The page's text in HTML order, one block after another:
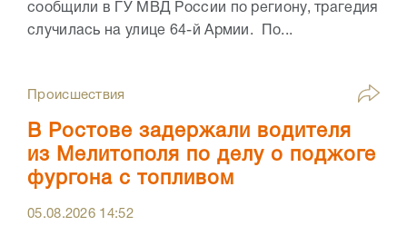
сообщили в ГУ МВД России по региону, трагедия
случилась на улице 64-й Армии. По...
Происшествия
В Ростове задержали водителя
из Мелитополя по делу о поджоге
фургона с топливом
05.08.2026 14:52